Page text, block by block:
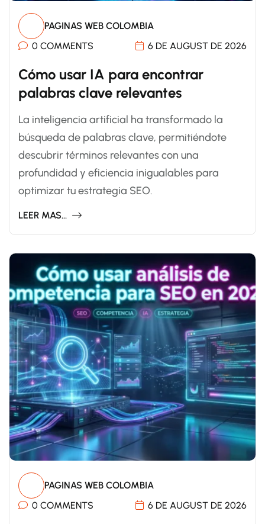
PAGINAS WEB COLOMBIA
0 COMMENTS
6 DE AUGUST DE 2026
Cómo usar IA para encontrar
palabras clave relevantes
La inteligencia artificial ha transformado la
búsqueda de palabras clave, permitiéndote
descubrir términos relevantes con una
profundidad y eficiencia inigualables para
optimizar tu estrategia SEO.
LEER MAS...
PAGINAS WEB COLOMBIA
0 COMMENTS
6 DE AUGUST DE 2026